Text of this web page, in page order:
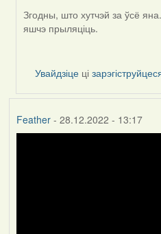
In
reply
Peregrinus
Згодны, што хутчэй за ўсё
яшчэ прыляціць.
Увайдзіце ці
Feather- 28.12.2022 - 13:17